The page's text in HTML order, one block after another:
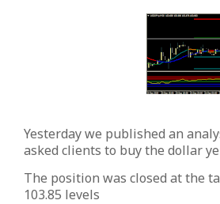
Yesterday we published an
asked clients to buy the dollar
The position was closed at the
103.85 levels